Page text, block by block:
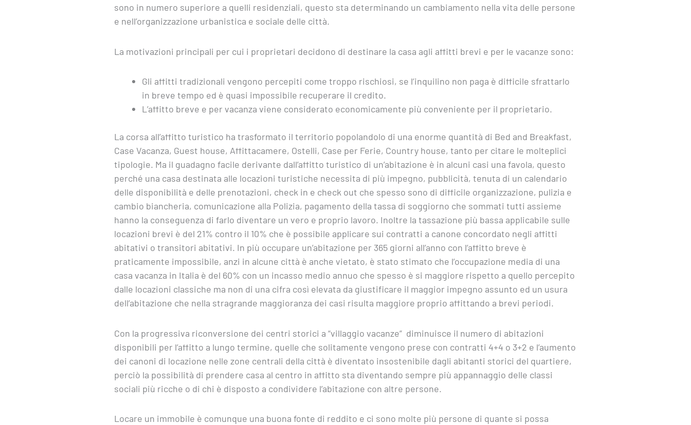
sono in numero superiore a quelli residenziali, questo sta determinando un cambiamento nella vita delle persone
e nell’organizzazione urbanistica e sociale delle città.
La motivazioni principali per cui i proprietari decidono di destinare la casa agli affitti brevi e per le vacanze sono:
Gli affitti tradizionali vengono percepiti come troppo rischiosi, se l’inquilino non paga è difficile sfrattarlo
in breve tempo ed è quasi impossibile recuperare il credito.
L’affitto breve e per vacanza viene considerato economicamente più conveniente per il proprietario.
La corsa all’affitto turistico ha trasformato il territorio popolandolo di una enorme quantità di Bed and Breakfast,
Case Vacanza, Guest house, Affittacamere, Ostelli, Case per Ferie, Country house, tanto per citare le molteplici
tipologie. Ma il guadagno facile derivante dall’affitto turistico di un’abitazione è in alcuni casi una favola, questo
perché una casa destinata alle locazioni turistiche necessita di più impegno, pubblicità, tenuta di un calendario
delle disponibilità e delle prenotazioni, check in e check out che spesso sono di difficile organizzazione, pulizia e
cambio biancheria, comunicazione alla Polizia, pagamento della tassa di soggiorno che sommati tutti assieme
hanno la conseguenza di farlo diventare un vero e proprio lavoro. Inoltre la tassazione più bassa applicabile sulle
locazioni brevi è del 21% contro il 10% che è possibile applicare sui contratti a canone concordato negli affitti
abitativi o transitori abitativi. In più occupare un’abitazione per 365 giorni all’anno con l’affitto breve è
praticamente impossibile, anzi in alcune città è anche vietato, è stato stimato che l’occupazione media di una
casa vacanza in Italia è del 60% con un incasso medio annuo che spesso è si maggiore rispetto a quello percepito
dalle locazioni classiche ma non di una cifra così elevata da giustificare il maggior impegno assunto ed un usura
dell’abitazione che nella stragrande maggioranza dei casi risulta maggiore proprio affittando a brevi periodi.
Con la progressiva riconversione dei centri storici a “villaggio vacanze” diminuisce il numero di abitazioni
disponibili per l’affitto a lungo termine, quelle che solitamente vengono prese con contratti 4+4 o 3+2 e l’aumento
dei canoni di locazione nelle zone centrali della città è diventato insostenibile dagli abitanti storici del quartiere,
perciò la possibilità di prendere casa al centro in affitto sta diventando sempre più appannaggio delle classi
sociali più ricche o di chi è disposto a condividere l’abitazione con altre persone.
Locare un immobile è comunque una buona fonte di reddito e ci sono molte più persone di quante si possa